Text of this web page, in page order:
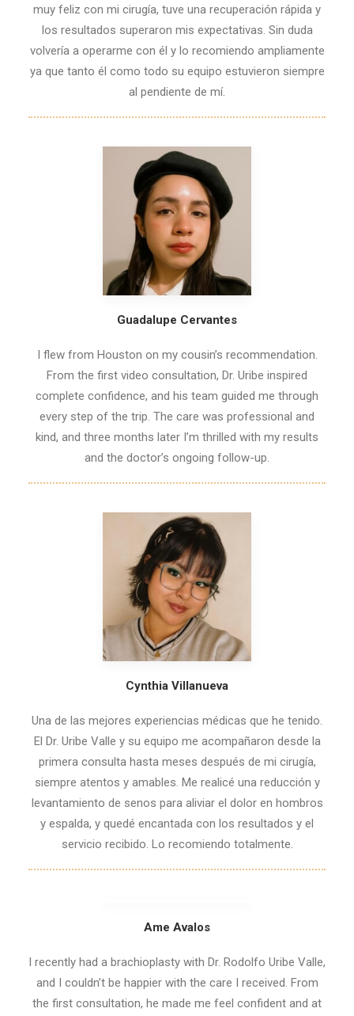
muy feliz con mi cirugía, tuve una recuperación rápida y
los resultados superaron mis expectativas. Sin duda
volvería a operarme con él y lo recomiendo ampliamente
ya que tanto él como todo su equipo estuvieron siempre
al pendiente de mí.
Guadalupe Cervantes
I flew from Houston on my cousin’s recommendation.
From the first video consultation, Dr. Uribe inspired
complete confidence, and his team guided me through
every step of the trip. The care was professional and
kind, and three months later I’m thrilled with my results
and the doctor’s ongoing follow-up.
Cynthia Villanueva
Una de las mejores experiencias médicas que he tenido.
El Dr. Uribe Valle y su equipo me acompañaron desde la
primera consulta hasta meses después de mi cirugía,
siempre atentos y amables. Me realicé una reducción y
levantamiento de senos para aliviar el dolor en hombros
y espalda, y quedé encantada con los resultados y el
servicio recibido. Lo recomiendo totalmente.
Ame Avalos
I recently had a brachioplasty with Dr. Rodolfo Uribe Valle,
and I couldn’t be happier with the care I received. From
the first consultation, he made me feel confident and at